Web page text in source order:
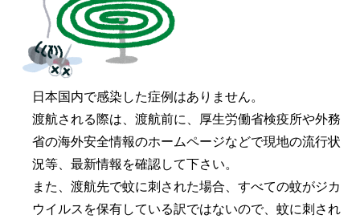
日本国内で感染した症例はありません。
渡航される際は、渡航前に、厚生労働省検疫所や外務
省の海外安全情報のホームページなどで現地の流行状
況等、最新情報を確認して下さい。
また、渡航先で蚊に刺された場合、すべての蚊がジカ
ウイルスを保有している訳ではないので、蚊に刺され